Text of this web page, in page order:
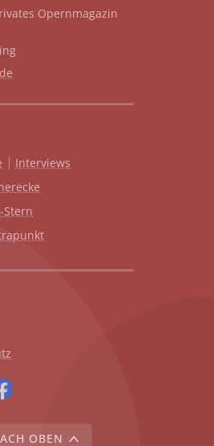
Opernmagazin
Interviews
Stern
OBEN